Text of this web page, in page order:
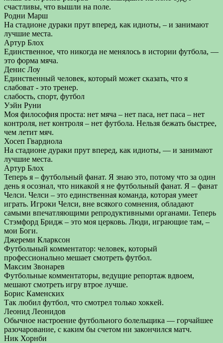
счастливы, что вышли на поле.
Родни Марш
На стадионе дураки прут вперед, как идиоты, – и занимают
лучшие места.
Артур Блох
Единственное, что никогда не менялось в истории футбола, —
это форма мяча.
Денис Лоу
Единственный человек, который может сказать, что я
слабоват - это тренер.
слабость, спорт, футбол
Уэйн Руни
Моя философия проста: нет мяча – нет паса, нет паса – нет
контроля, нет контроля – нет футбола. Нельзя бежать быстрее,
чем летит мяч.
Хосеп Гвардиола
На стадионе дураки прут вперед, как идиоты, — и занимают
лучшие места.
Артур Блох
Теперь я – футбольный фанат. Я знаю это, потому что за один
день я осознал, что никакой я не футбольный фанат. Я – фанат
Челси. Челси – это единственная команда, которая умеет
играть. Игроки Челси, вне всякого сомнения, обладают
самыми впечатляющими репродуктивными органами. Теперь
Стэмфорд Бридж – это моя церковь. Люди, играющие там, –
мои Боги.
Джереми Кларксон
Футбольный комментатор: человек, который
профессионально мешает смотреть футбол.
Максим Звонарев
Футбольные комментаторы, ведущие репортаж вдвоем,
мешают смотреть игру втрое лучше.
Борис Каменских
Так любил футбол, что смотрел только хоккей.
Леонид Леонидов
Обычное настроение футбольного болельщика — горчайшее
разочарование, с каким бы счетом ни закончился матч.
Ник Хорнби